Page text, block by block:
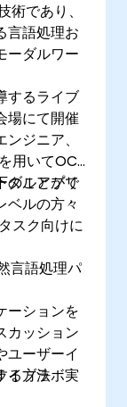
であり、
言語処理お
ーダルワー
するライブ
場にて開催
ジニア、
用いてOCR
ダルアプリ
ベルの方々
のことがで
スク向けに
言語処理パ
ーションを
ユーザーイ
る方法
カッション
イブラボ実